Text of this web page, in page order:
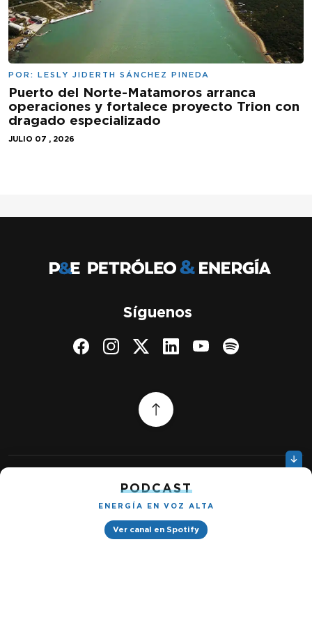
POR: LESLY JIDERTH SÁNCHEZ PINEDA
Puerto del Norte-Matamoros arranca
operaciones y fortalece proyecto Trion con
dragado especializado
JULIO 07 , 2026
PODCAST
ENERGÍA EN VOZ ALTA
Ver canal en Spotify
Síguenos
Política de privacidad
Petróleo & Energía © 2026